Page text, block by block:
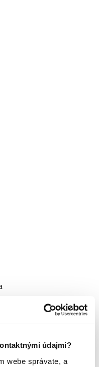
údajmi?
webe správate, a